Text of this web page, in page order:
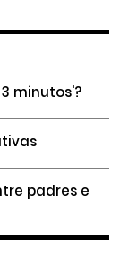
minutos'?
padres e